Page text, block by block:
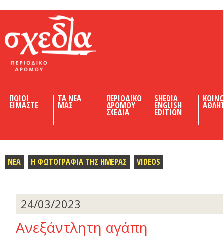
ΠΟΙΟΙ
ΕΙΜΑΣΤΕ
ΤΑ ΝΕΑ
ΜΑΣ
ΠΕΡΙΟΔΙΚΟ
ΔΡΟΜΟΥ
ΣΧΕΔΙΑ
SHEDIA
ENGLISH
EDITION
ΝΕΑ Η ΦΩΤΟΓΡΑΦΙΑ ΤΗΣ ΗΜΕΡΑΣ VIDEOS
24/03/2023
Ανεξάντλητη αγάπη